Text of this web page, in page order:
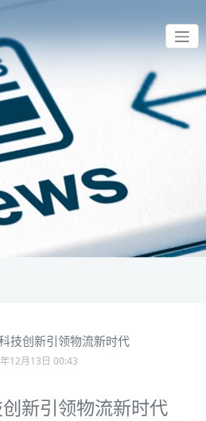
技创新引领物流新时代
12月13日 00:43
新引领物流新时代